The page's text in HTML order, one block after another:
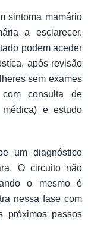
sintoma mamário
a esclarecer.
podem aceder
após revisão
sem exames
com consulta de
e estudo
um diagnóstico
O circuito não
o mesmo é
nessa fase com
próximos passos